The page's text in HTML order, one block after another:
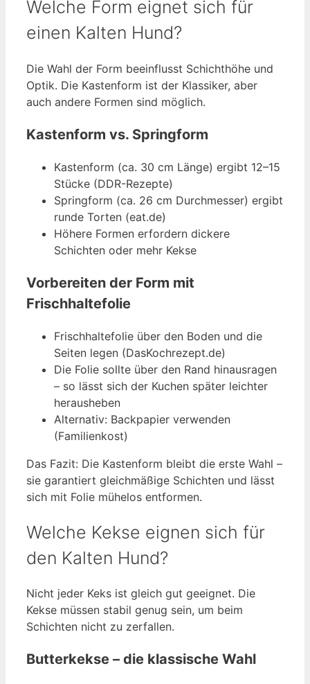
Welche Form eignet sich für
einen Kalten Hund?
Die Wahl der Form beeinflusst Schichthöhe und
Optik. Die Kastenform ist der Klassiker, aber
auch andere Formen sind möglich.
Kastenform vs. Springform
Kastenform (ca. 30 cm Länge) ergibt 12–15
Stücke (DDR-Rezepte)
Springform (ca. 26 cm Durchmesser) ergibt
runde Torten (eat.de)
Höhere Formen erfordern dickere
Schichten oder mehr Kekse
Vorbereiten der Form mit
Frischhaltefolie
Frischhaltefolie über den Boden und die
Seiten legen (DasKochrezept.de)
Die Folie sollte über den Rand hinausragen
– so lässt sich der Kuchen später leichter
herausheben
Alternativ: Backpapier verwenden
(Familienkost)
Das Fazit: Die Kastenform bleibt die erste Wahl –
sie garantiert gleichmäßige Schichten und lässt
sich mit Folie mühelos entformen.
Welche Kekse eignen sich für
den Kalten Hund?
Nicht jeder Keks ist gleich gut geeignet. Die
Kekse müssen stabil genug sein, um beim
Schichten nicht zu zerfallen.
Butterkekse – die klassische Wahl